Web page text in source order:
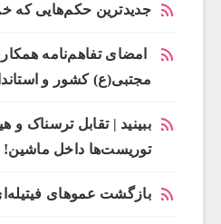
جدیدترین حکم‌هایی که
امضای تفاهم‌نامه
مجتبی(ع) کشور و
ببینید | تقابل ترسناک و
توریست‌ها داخل ماشین!
بازگشت عموهای فیتیله‌ای پس